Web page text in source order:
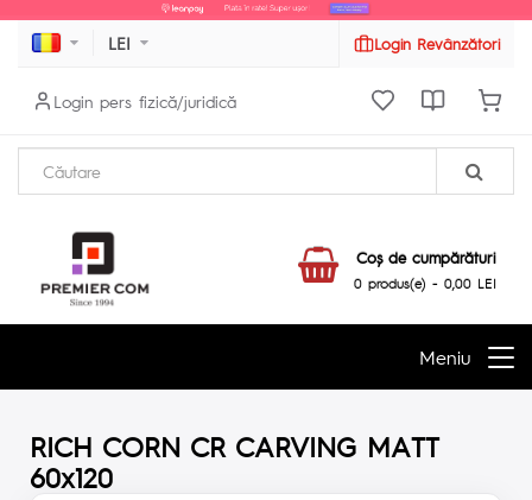
LEI Login Revânzători
Login pers fizică/juridică
Coş de cumpărături
0 produs(e) - 0,00 LEI
Meniu
RICH CORN CR CARVING MATT
60x120